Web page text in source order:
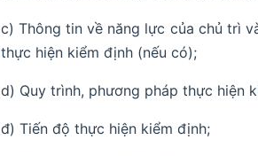
c) Thông tin về năng lực của chủ trì
thực hiện kiểm định (nếu có);
d) Quy trình, phương pháp thực hiện
đ) Tiến độ thực hiện kiểm định;